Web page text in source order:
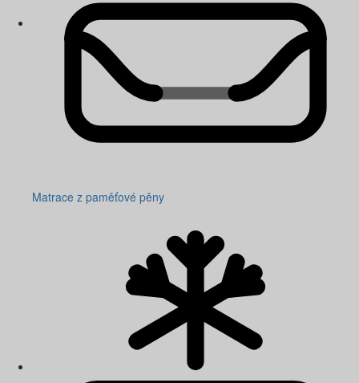
Matrace z paměťové pěny